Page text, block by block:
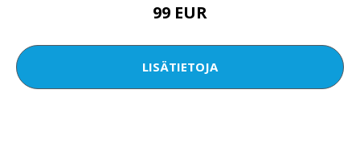
99 EUR
LISÄTIETOJA